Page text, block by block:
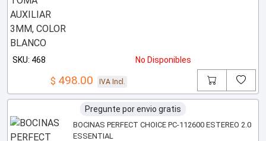
SKU: 468 No Disponibles
$ 498.00 IVA Incl.
Pregunte por envio gratis
BOCINAS PERFECT CHOICE PC-112600 ESTEREO 2.0
ESSENTIAL